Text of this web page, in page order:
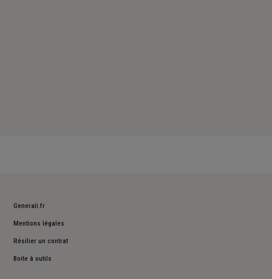
Generali.fr
Mentions légales
Résilier un contrat
Boite à outils